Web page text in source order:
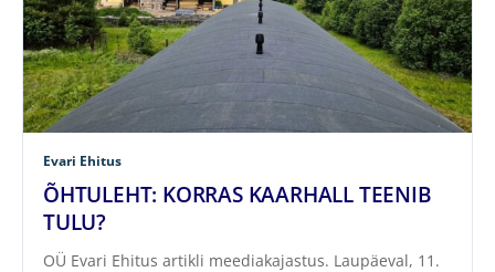
Evari Ehitus
ÕHTULEHT: KORRAS KAARHALL TEENIB
TULU?
OÜ Evari Ehitus artikli meediakajastus. Laupäeval, 11.